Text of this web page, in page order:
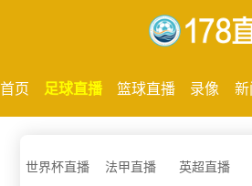
首页 足球直播 篮球直播 录像 新
世界杯直播 法甲直播 英超直播